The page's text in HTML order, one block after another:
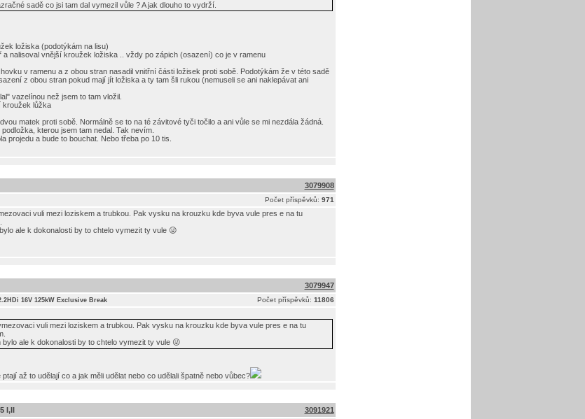
sadě co jsi tam dal vymezil vůle ? A jak dlouho to vydrží.
ložiska (podotýkám na lisu)
nalisoval vnější kroužek ložiska .. vždy po zápich (osazení) co je v ramenu
v ramenu a z obou stran nasadil vnitřní části ložisek proti sobě. Podotýkám že v této sadě
z obou stran pokud mají jít ložiska a ty tam šli rukou (nemuseli se ani naklepávat ani
vazelínou než jsem to tam vložil.
kroužek lůžka
matek proti sobě. Normálně se to na té závitové tyči točilo a ani vůle se mi nezdála žádná.
kterou jsem tam nedal. Tak nevím.
a bude to bouchat. Nebo třeba po 10 tis.
3079908
Počet příspěvků: 971
vuli mezi loziskem a trubkou. Pak vysku na krouzku kde byva vule pres e na tu
ale k dokonalosti by to chtelo vymezit ty vule 😜
3079947
16V 125kW Exclusive Break Počet příspěvků: 11806
vuli mezi loziskem a trubkou. Pak vysku na krouzku kde byva vule pres e na tu
ale k dokonalosti by to chtelo vymezit ty vule 😜
až to udělají co a jak měli udělat nebo co udělali špatně nebo vůbec?
I,II 3091921